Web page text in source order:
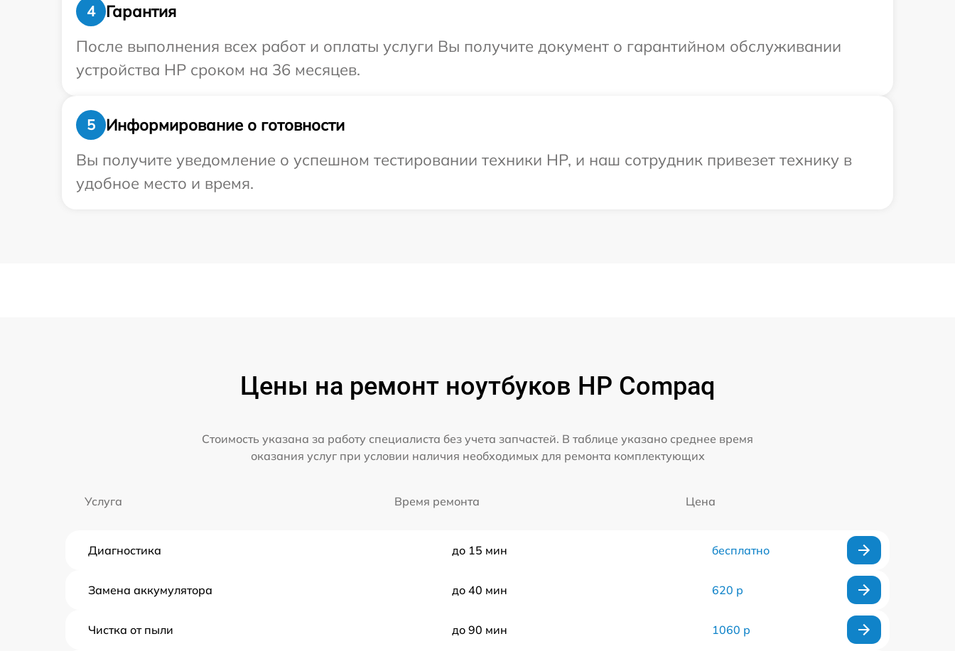
4
Гарантия
После выполнения всех работ и оплаты услуги Вы получите документ о гарантийном обслуживании
устройства HP сроком на 36 месяцев.
5
Информирование о готовности
Вы получите уведомление о успешном тестировании техники HP, и наш сотрудник привезет технику в
удобное место и время.
Цены на ремонт ноутбуков HP Compaq
Стоимость указана за работу специалиста без учета запчастей. В таблице указано среднее время
оказания услуг при условии наличия необходимых для ремонта комплектующих
Услуга Время ремонта Цена
Диагностика до 15 мин бесплатно
Замена аккумулятора до 40 мин 620 р
Чистка от пыли до 90 мин 1060 р